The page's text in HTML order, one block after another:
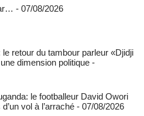
- 07/08/2026
retour du tambour parleur «Djidji
dimension politique -
le footballeur David Owori
vol à l’arraché - 07/08/2026